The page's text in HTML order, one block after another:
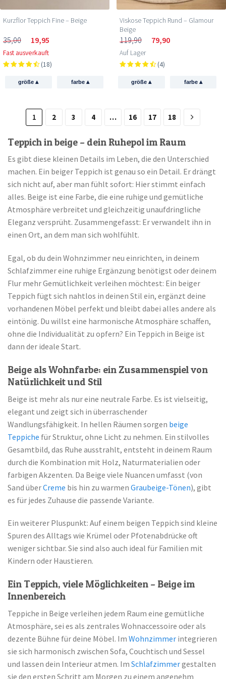
Kurzflor Teppich Fine – Beige
35,00 19,95
Fast ausverkauft
(18)
größe▴ farbe ▴
Viskose Teppich Rund – Glamour
Beige
119,90 79,90
Auf Lager
(4)
größe▴ farbe ▴
1 2 3 4 … 16 17 18
Teppich in beige – dein Ruhepol im Raum
Es gibt diese kleinen Details im Leben, die den Unterschied
machen. Ein beiger Teppich ist genau so ein Detail. Er drängt
sich nicht auf, aber man fühlt sofort: Hier stimmt einfach
alles. Beige ist eine Farbe, die eine ruhige und gemütliche
Atmosphäre verbreitet und gleichzeitig unaufdringliche
Eleganz versprüht. Zusammengefasst: Er verwandelt ihn in
einen Ort, an dem man sich wohlfühlt.
Egal, ob du dein Wohnzimmer neu einrichten, in deinem
Schlafzimmer eine ruhige Ergänzung benötigst oder deinem
Flur mehr Gemütlichkeit verleihen möchtest: Ein beiger
Teppich fügt sich nahtlos in deinen Stil ein, ergänzt deine
vorhandenen Möbel perfekt und bleibt dabei alles andere als
eintönig. Du willst eine harmonische Atmosphäre schaffen,
ohne die Individualität zu opfern? Ein Teppich in Beige ist
dann der ideale Start.
Beige als Wohnfarbe: ein Zusammenspiel von
Natürlichkeit und Stil
Beige ist mehr als nur eine neutrale Farbe. Es ist vielseitig,
elegant und zeigt sich in überraschender
Wandlungsfähigkeit. In hellen Räumen sorgen beige
Teppiche für Struktur, ohne Licht zu nehmen. Ein stilvolles
Gesamtbild, das Ruhe ausstrahlt, entsteht in deinem Raum
durch die Kombination mit Holz, Naturmaterialien oder
farbigen Akzenten. Da Beige viele Nuancen umfasst (von
Sand überCreme bis hin zu warmen Graubeige-Tönen), gibt
es für jedes Zuhause die passende Variante.
Ein weiterer Pluspunkt: Auf einem beigen Teppich sind kleine
Spuren des Alltags wie Krümel oder Pfotenabdrücke oft
weniger sichtbar. Sie sind also auch ideal für Familien mit
Kindern oder Haustieren.
Ein Teppich, viele Möglichkeiten – Beige im
Innenbereich
Teppiche in Beige verleihen jedem Raum eine gemütliche
Atmosphäre, sei es als zentrales Wohnaccessoire oder als
dezente Bühne für deine Möbel. Im Wohnzimmer integrieren
sie sich harmonisch zwischen Sofa, Couchtisch und Sessel
und lassen dein Interieur atmen. Im Schlafzimmergestalten
sie den ersten Schritt am Morgen zu einem angenehm